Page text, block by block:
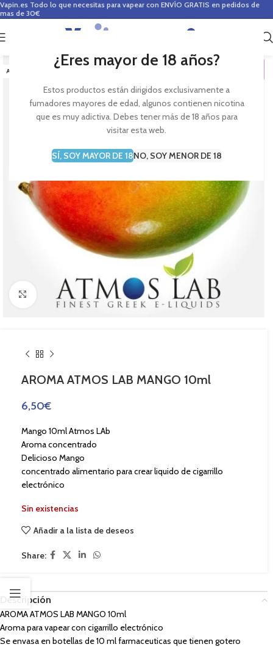
¿Eres mayor de 18 años?
Estos productos están dirigidos exclusivamente a
fumadores mayores de edad, algunos contienen nicotina
que es muy adictiva. Debes tener más de 18 años para
visitar esta web.
SÍ, SOY MAYOR DE 18NO, SOY MENOR DE 18
Vapin.es Todo lo que necesitas para vapear con ENVÍO GRATIS en pedidos de
mas de 30€
0
AGOTADO
Haga Click para agrandar
AROMA ATMOS LAB MANGO 10ml
6,50€
Mango 10ml Atmos LAb
Aroma concentrado
Delicioso Mango
concentrado alimentario para crear liquido de cigarrillo
electrónico
Sin existencias
Añadir a la lista de deseos
Share:
Descripción
AROMA ATMOS LAB MANGO 10ml
Aroma para vapear con cigarrillo electrónico
Se envasa en botellas de 10 ml farmaceuticas que tienen gotero